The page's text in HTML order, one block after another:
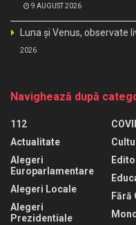
9 AUGUST 2026
Luna și Venus, observate
2026
Navighează după
112
Actualitate
Alegeri
Europarlamentare
Alegeri Locale
Alegeri
Prezidentiale
Fără